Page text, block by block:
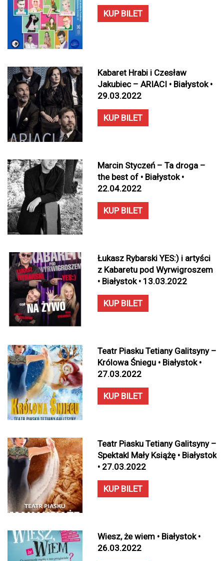
KUP BILET
Kabaret Hrabi i Czesław
Jakubiec – ARIACI • Białystok •
29.03.2022
KUP BILET
Marcin Styczeń – Ta droga –
the best of • Białystok •
22.04.2022
KUP BILET
Łukasz Rybarski YES:) i artyści
z Kabaretu pod Wyrwigroszem
• Białystok • 13.03.2022
KUP BILET
Teatr Piasku Tetiany Galitsyny –
Królowa Śniegu • Białystok •
27.03.2022
KUP BILET
Teatr Piasku Tetiany Galitsyny –
Spektakl Mały Książę • Białystok
• 27.03.2022
KUP BILET
Wiesz, że wiem • Białystok •
26.03.2022